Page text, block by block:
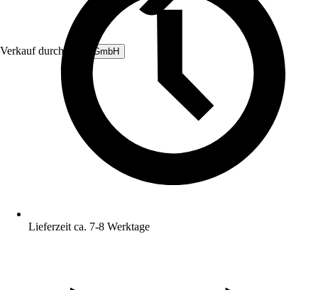
Verkauf durch: B&L GmbH
Lieferzeit ca. 7-8 Werktage